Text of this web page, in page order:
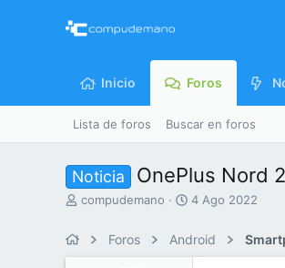
Inicio Foros
Lista de foros Buscar en foros
Noticia OnePlus Nord
Icompudemano
F
c
h
4 Ago 2022
Foros Android